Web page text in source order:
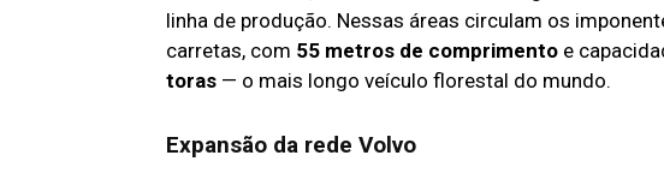
linha de produção. Nessas áreas circulam os
carretas, com 55 metros de comprimento e
toras — o mais longo veículo florestal do mundo.
Expansão da rede Volvo